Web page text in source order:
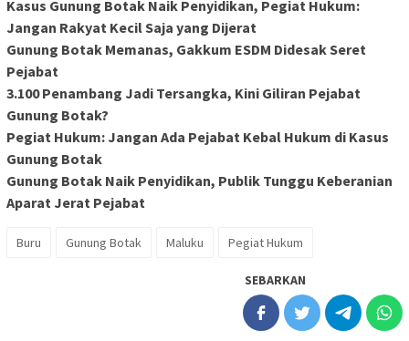
Kasus Gunung Botak Naik Penyidikan, Pegiat Hukum:
Jangan Rakyat Kecil Saja yang Dijerat
Gunung Botak Memanas, Gakkum ESDM Didesak Seret
Pejabat
3.100 Penambang Jadi Tersangka, Kini Giliran Pejabat
Gunung Botak?
Pegiat Hukum: Jangan Ada Pejabat Kebal Hukum di Kasus
Gunung Botak
Gunung Botak Naik Penyidikan, Publik Tunggu Keberanian
Aparat Jerat Pejabat
Buru Gunung Botak Maluku Pegiat Hukum
SEBARKAN